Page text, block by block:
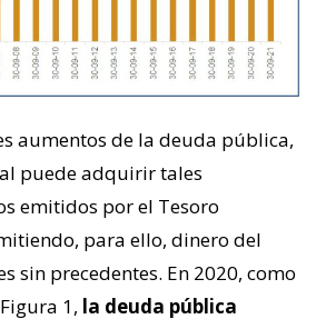
aumentos de la deuda pública,
puede adquirir tales
emitidos por el Tesoro
para ello, dinero del
sin precedentes. En 2020, como
1, la deuda pública